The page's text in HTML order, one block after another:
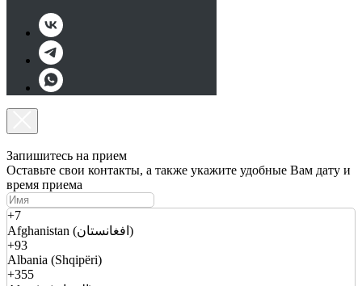
Запишитесь на прием
Оставьте свои контакты, а также укажите удобные Вам дату и
время приема
+7
Afghanistan (افغانستان)
+93
Albania (Shqipëri)
+355